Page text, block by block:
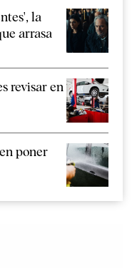
la
arrasa
revisar en
poner